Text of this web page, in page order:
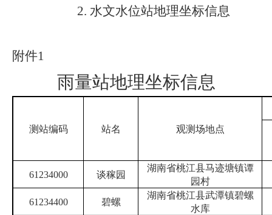
2. 水文水位站地理坐标信息
附件1
雨量站地理坐标信息
测站编码 站名 观测场地点
61234000 谈稼园
湖南省桃江县马迹塘镇谭
园村
61234400
碧螺
湖南省桃江县武潭镇碧螺
水库